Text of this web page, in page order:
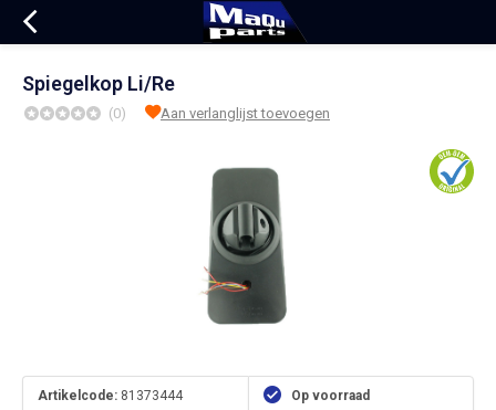
Spiegelkop Li/Re
(0) Aan verlanglijst toevoegen
Artikelcode: 81373444 Op voorraad